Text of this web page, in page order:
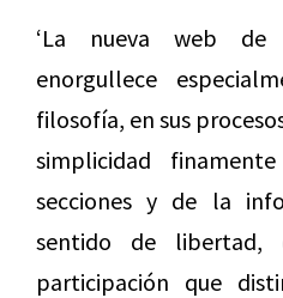
‘La nueva web de
enorgullece
filosofía, en sus
simplicidad
secciones y de la
sentido de
participación que